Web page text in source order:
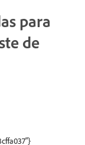
para
de